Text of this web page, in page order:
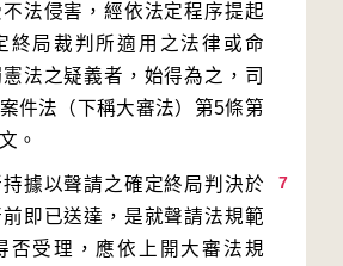
法侵害，經依法定程序提起
終局裁判所適用之法律或命
法之疑義者，始得為之，司
件法（下稱大審法）第5條第
7
持據以聲請之確定終局判決於
即已送達，是就聲請法規範
否受理，應依上開大審法規